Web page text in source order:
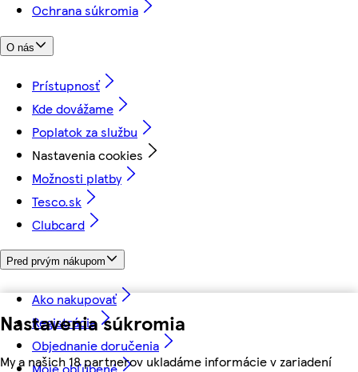
Nastavenia súkromia
My a našich 18 partnerov ukladáme informácie v zariadení
Ochrana súkromia
O nás
Prístupnosť
Kde dovážame
Poplatok za službu
Nastavenia cookies
Možnosti platby
Tesco.sk
Clubcard
Pred prvým nákupom
Ako nakupovať
Registrácia
Objednanie doručenia